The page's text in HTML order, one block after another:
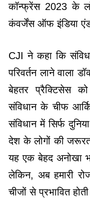
कॉन्फ्रेंस 2023 के
कंवर्जेंस ऑफ इंडिया
CJI ने कहा कि
परिवर्तन लाने वाला
बेहतर प्रैक्टिसेस
संविधान के चीफ
संविधान में सिर्फ
देश के लोगों की
यह एक बेहद अनोखा
लेकिन, अब हमारी
चीजों से प्रभावित